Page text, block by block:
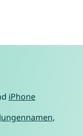
iPhone
Jungennamen,